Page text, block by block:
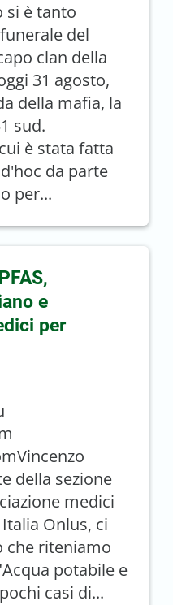
si è tanto
del
clan della
31 agosto,
della mafia, la
sud.
è stata fatta
da parte
per...
e
per
della sezione
medici
Onlus, ci
che riteniamo
potabile e
casi di...